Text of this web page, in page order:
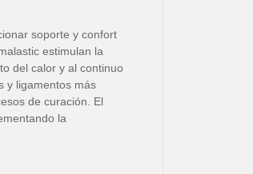
soporte y confort
estimulan la
del calor y al continuo
y ligamentos más
de curación. El
la